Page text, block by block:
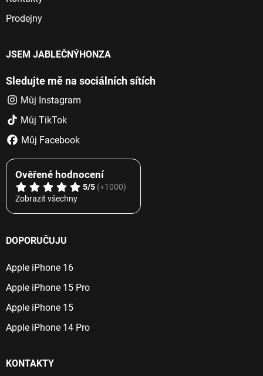
Prodejny
JSEM JABLEČNÝHONZA
Sledujte mě na sociálních sítích
Můj Instagram
Můj TikTok
Můj Facebook
Ověřené hodnocení
5/5 (+1000)
Zobrazit všechny
DOPORUČUJU
Apple iPhone 16
Apple iPhone 15 Pro
Apple iPhone 15
Apple iPhone 14 Pro
KONTAKTY